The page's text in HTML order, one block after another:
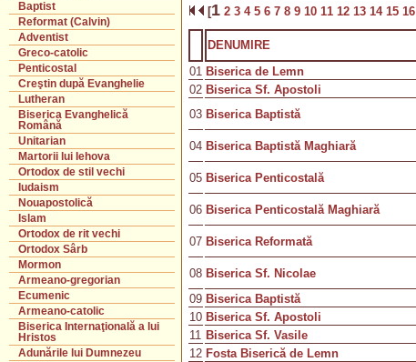
Baptist
Reformat (Calvin)
Adventist
Greco-catolic
Penticostal
Creştin după Evanghelie
Lutheran
Biserica Evanghelică
Română
Unitarian
Martorii lui Iehova
Ortodox de stil vechi
Iudaism
Nouapostolică
Islam
Ortodox de rit vechi
Ortodox Sârb
Mormon
Armeano-gregorian
Ecumenic
Armeano-catolic
Biserica Internaţională a lui
Hristos
Adunările lui Dumnezeu
[1 2 3 4 5 6 7 8 9 10 11 12 13 14 15 16
DENUMIRE
01 Biserica de Lemn
02 Biserica Sf. Apostoli
03 Biserica Baptistă
04 Biserica Baptistă Maghiară
05 Biserica Penticostală
06 Biserica Penticostală Maghiară
07 Biserica Reformată
08 Biserica Sf. Nicolae
09 Biserica Baptistă
10 Biserica Sf. Apostoli
11 Biserica Sf. Vasile
12 Fosta Biserică de Lemn